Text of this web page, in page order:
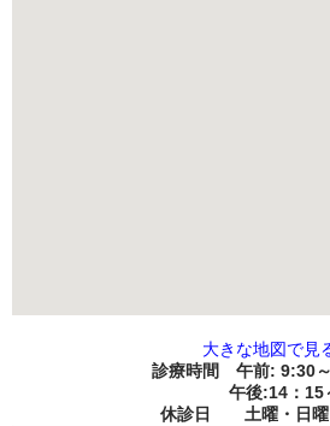
大きな地図で見
診療時間 午前: 9:30
午後:14：15～
休診日 土曜・日曜